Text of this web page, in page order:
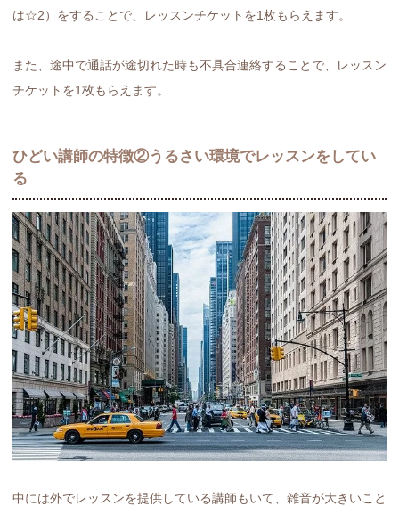
は☆2）をすることで、レッスンチケットを1枚もらえます。
また、途中で通話が途切れた時も不具合連絡することで、レッスン
チケットを1枚もらえます。
ひどい講師の特徴②うるさい環境でレッスンをしてい
る
中には外でレッスンを提供している講師もいて、雑音が大きいこと